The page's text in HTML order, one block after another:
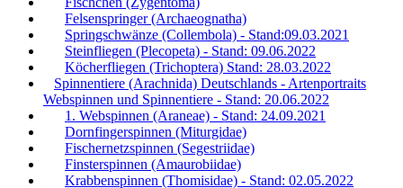
Felsenspringer (Archaeognatha)
Springschwänze (Collembola) - Stand:09.03.2021
Steinfliegen (Plecopeta) - Stand: 09.06.2022
Köcherfliegen (Trichoptera) Stand: 28.03.2022
Spinnentiere (Arachnida) Deutschlands - Artenportraits
Webspinnen und Spinnentiere - Stand: 20.06.2022
1. Webspinnen (Araneae) - Stand: 24.09.2021
Dornfingerspinnen (Miturgidae)
Fischernetzspinnen (Segestriidae)
Finsterspinnen (Amaurobiidae)
Krabbenspinnen (Thomisidae) - Stand: 02.05.2022